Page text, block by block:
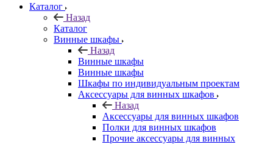
Каталог
Назад
Каталог
Винные шкафы
Назад
Винные шкафы
Винные шкафы
Шкафы по индивидуальным проектам
Аксессуары для винных шкафов
Назад
Аксессуары для винных шкафов
Полки для винных шкафов
Прочие аксессуары для винных